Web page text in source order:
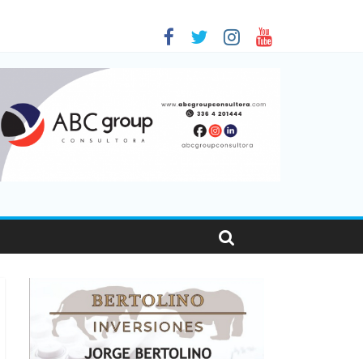
viajaron por el país, un 5,9% más que en 2025